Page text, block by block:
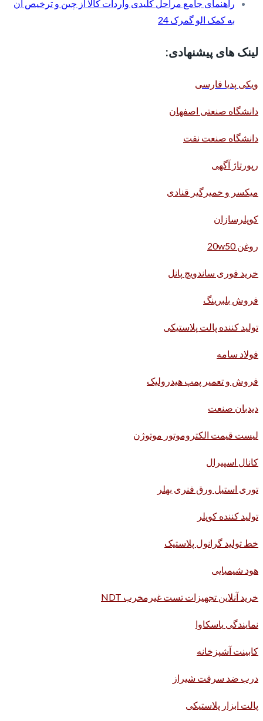
راهنمای جامع مراحل کلیدی واردات کالا از چین و ترخیص آن
به کمک الو گمرک 24
لینک های پیشنهادی:
ویکی پدیا فارسی
دانشگاه صنعتی اصفهان
دانشگاه صنعت نفت
رپورتاژ آگهی
میکسر و خمیرگیر قنادی
کوپلرسازان
روغن 20w50
خرید فوری ساندویچ پانل
فروش بلبرینگ
تولید کننده پالت پلاستیکی
فولاد سامه
فروش و تعمیر پمپ هیدرولیک
دیدبان صنعت
لیست قیمت الکتروموتور موتوژن
کانال اسپیرال
توری استیل ورق فنری بهلر
تولید کننده کوپلر
خط تولید گرانول پلاستیک
هود شیمیایی
خرید آنلاین تجهیزات تست غیرمخرب NDT
نمایندگی یاسکاوا
کابینت آشپزخانه
درب ضد سرقت شیراز
پالت ابزار پلاستیکی